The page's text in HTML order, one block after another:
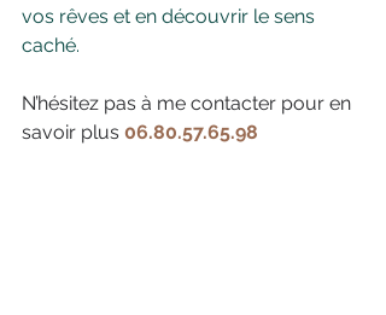
vos rêves et en découvrir le sens
caché.
N’hésitez pas à me contacter pour en
savoir plus 06.80.57.65.98